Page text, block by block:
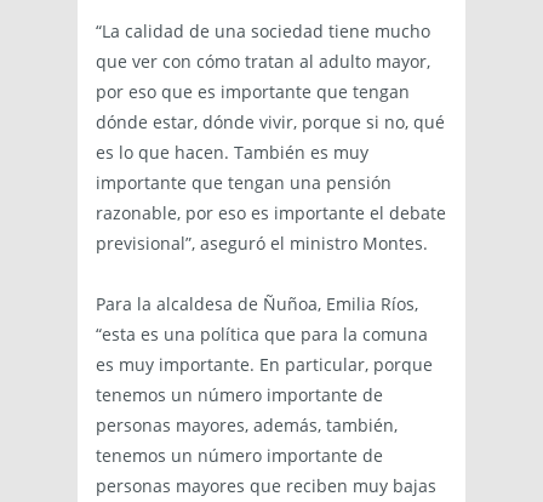
“La calidad de una sociedad tiene mucho
que ver con cómo tratan al adulto mayor,
por eso que es importante que tengan
dónde estar, dónde vivir, porque si no, qué
es lo que hacen. También es muy
importante que tengan una pensión
razonable, por eso es importante el debate
previsional”, aseguró el ministro Montes.
Para la alcaldesa de Ñuñoa, Emilia Ríos,
“esta es una política que para la comuna
es muy importante. En particular, porque
tenemos un número importante de
personas mayores, además, también,
tenemos un número importante de
personas mayores que reciben muy bajas